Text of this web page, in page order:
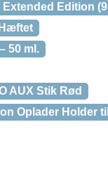
Edition
50 ml.
AUX Stik Rød
Oplader Holder